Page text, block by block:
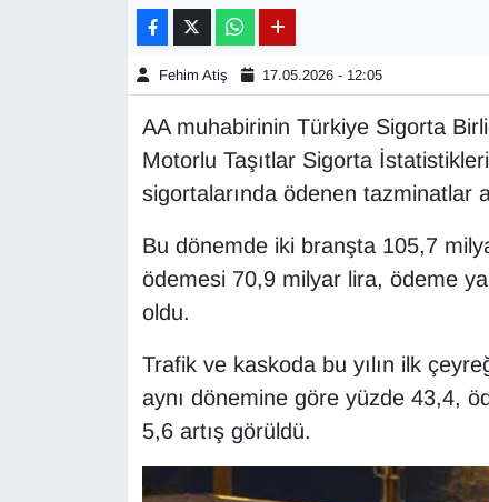
Fehim Atiş 17.05.2026 - 12:05
AA muhabirinin Türkiye Sigorta
Motorlu Taşıtlar Sigorta
sigortalarında ödenen tazminatlar
Bu dönemde iki branşta 105,7
ödemesi 70,9 milyar lira, ödeme
oldu.
Trafik ve kaskoda bu yılın ilk
aynı dönemine göre yüzde 43,4,
5,6 artış görüldü.
Gündem
HABERDE İNSAN
Kim Kimdir?
Kültür & Sanat